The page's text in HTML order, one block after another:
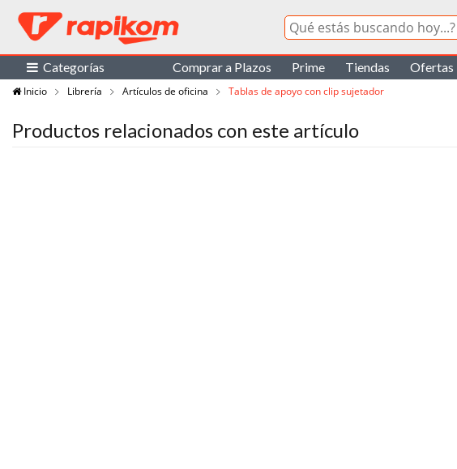
Categorías Comprar a Plazos Prime Tiendas Ofertas
Inicio Librería Artículos de oficina Tablas de apoyo con clip sujetador
Productos relacionados con este artículo